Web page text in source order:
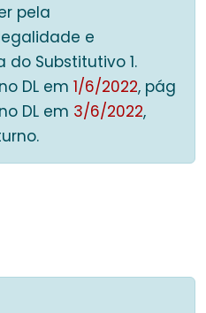
pela
e
Substitutivo 1.
DL em 1/6/2022, pág
DL em 3/6/2022,